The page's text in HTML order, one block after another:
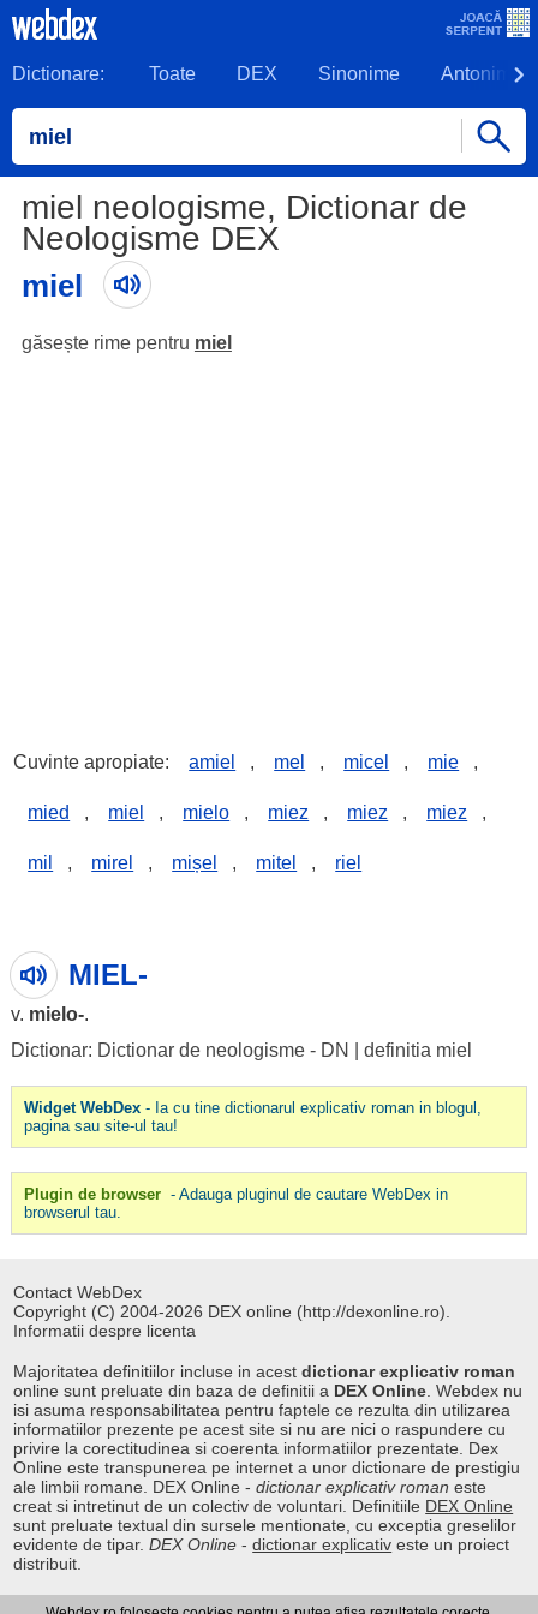
Dictionare: Toate DEX Sinonime Antonime
miel neologisme, Dictionar de
Neologisme DEX
miel
găsește rime pentru miel
Cuvinte apropiate: amiel , mel , micel , mie ,
mied , miel , mielo , miez , miez , miez ,
mil , mirel , mișel , mitel , riel
MIEL-
v. mielo-.
Dictionar: Dictionar de neologisme - DN
definitia miel
Widget WebDex- Ia cu tine dictionarul explicativ roman in blogul,
pagina sau site-ul tau!
Plugin de browser - Adauga pluginul de cautare WebDex in
browserul tau.
Contact WebDex
Copyright (C) 2004-2026 DEX online (http://dexonline.ro).
Informatii despre licenta
Majoritatea definitiilor incluse in acestdictionar explicativ roman
online sunt preluate din baza de definitii a DEX Online . Webdex nu
isi asuma responsabilitatea pentru faptele ce rezulta din utilizarea
informatiilor prezente pe acest site si nu are nici o raspundere cu
privire la corectitudinea si coerenta informatiilor prezentate. Dex
Online este transpunerea pe internet a unor dictionare de prestigiu
ale limbii romane. DEX Online -dictionar explicativ roman este
creat si intretinut de un colectiv de voluntari. Definitiile DEX Online
sunt preluate textual din sursele mentionate, cu exceptia greselilor
evidente de tipar.DEX Online -dictionar explicativ este un proiect
distribuit.